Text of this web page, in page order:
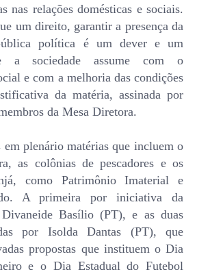
nas relações domésticas e sociais.
um direito, garantir a presença da
política é um dever e um
a sociedade assume com o
e com a melhoria das condições
da matéria, assinada por
da Mesa Diretora.
em plenário matérias que incluem o
as colônias de pescadores e os
como Patrimônio Imaterial e
A primeira por iniciativa da
Divaneide Basílio (PT), e as duas
por Isolda Dantas (PT), que
propostas que instituem o Dia
e o Dia Estadual do Futebol